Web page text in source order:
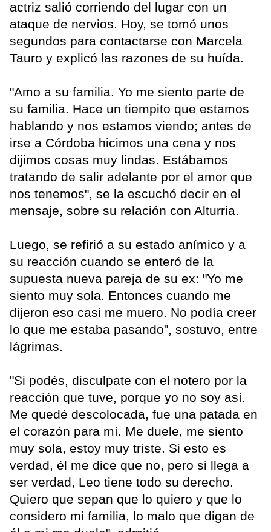
actriz salió corriendo del lugar con un
ataque de nervios. Hoy, se tomó unos
segundos para contactarse con Marcela
Tauro y explicó las razones de su huída.
"Amo a su familia. Yo me siento parte de
su familia. Hace un tiempito que estamos
hablando y nos estamos viendo; antes de
irse a Córdoba hicimos una cena y nos
dijimos cosas muy lindas. Estábamos
tratando de salir adelante por el amor que
nos tenemos", se la escuchó decir en el
mensaje, sobre su relación con Alturria.
Luego, se refirió a su estado anímico y a
su reacción cuando se enteró de la
supuesta nueva pareja de su ex: "Yo me
siento muy sola. Entonces cuando me
dijeron eso casi me muero. No podía creer
lo que me estaba pasando", sostuvo, entre
lágrimas.
"Si podés, disculpate con el notero por la
reacción que tuve, porque yo no soy así.
Me quedé descolocada, fue una patada en
el corazón para mí. Me duele, me siento
muy sola, estoy muy triste. Si esto es
verdad, él me dice que no, pero si llega a
ser verdad, Leo tiene todo su derecho.
Quiero que sepan que lo quiero y que lo
considero mi familia, lo malo que digan de